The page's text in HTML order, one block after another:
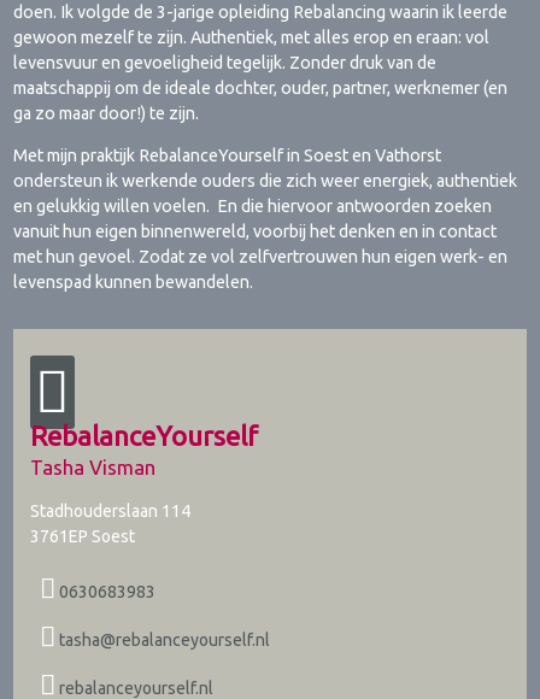
doen. Ik volgde de 3-jarige opleiding Rebalancing waarin ik leerde
gewoon mezelf te zijn. Authentiek, met alles erop en eraan: vol
levensvuur en gevoeligheid tegelijk. Zonder druk van de
maatschappij om de ideale dochter, ouder, partner, werknemer (en
ga zo maar door!) te zijn.
Met mijn praktijk RebalanceYourself in Soest en Vathorst
ondersteun ik werkende ouders die zich weer energiek, authentiek
en gelukkig willen voelen. En die hiervoor antwoorden zoeken
vanuit hun eigen binnenwereld, voorbij het denken en in contact
met hun gevoel. Zodat ze vol zelfvertrouwen hun eigen werk- en
levenspad kunnen bewandelen.
RebalanceYourself
Tasha Visman
Stadhouderslaan 114
3761EP Soest
0630683983
tasha@rebalanceyourself.nl
rebalanceyourself.nl